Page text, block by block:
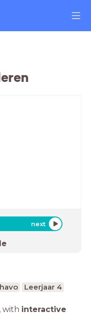
next
havo Leerjaar 4
, with interactive